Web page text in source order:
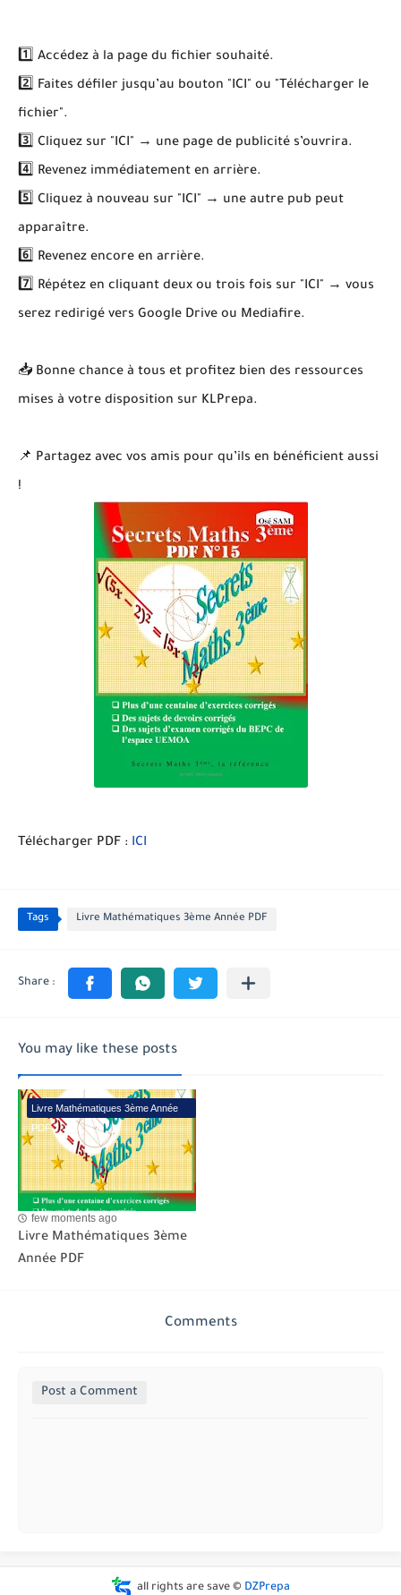
1️⃣ Accédez à la page du fichier souhaité.
2️⃣ Faites défiler jusqu’au bouton "ICI" ou "Télécharger le
fichier".
3️⃣ Cliquez sur "ICI" → une page de publicité s’ouvrira.
4️⃣ Revenez immédiatement en arrière.
5️⃣ Cliquez à nouveau sur "ICI" → une autre pub peut
apparaître.
6️⃣ Revenez encore en arrière.
7️⃣ Répétez en cliquant deux ou trois fois sur "ICI" → vous
serez redirigé vers Google Drive ou Mediafire.
📥 Bonne chance à tous et profitez bien des ressources
mises à votre disposition sur KLPrepa.
📌 Partagez avec vos amis pour qu’ils en bénéficient aussi
!
Télécharger PDF : ICI
Tags Livre Mathématiques 3ème Année PDF
You may like these posts
Livre Mathématiques 3ème Année
PDF
few moments ago
Livre Mathématiques 3ème
Année PDF
Comments
Post a Comment
all rights are save © DZPrepa